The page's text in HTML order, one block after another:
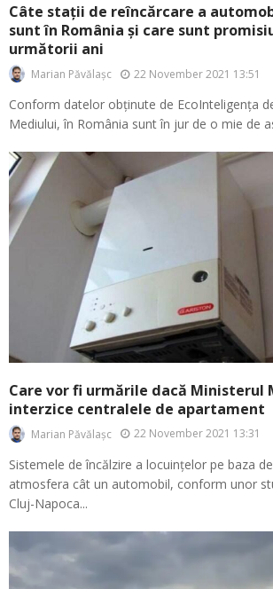
Câte stații de reîncărcare a
sunt în România și care sunt
următorii ani
Marian Păvălașc 22 November 2021 13:51
Conform datelor obținute de EcoInteligența
Mediului, în România sunt în jur de o mie de
Care vor fi urmările dacă Ministerul
interzice centralele de apartament
Marian Păvălașc 22 November 2021 13:31
Sistemele de încălzire a locuințelor pe baza
atmosfera cât un automobil, conform unor
Cluj-Napoca...